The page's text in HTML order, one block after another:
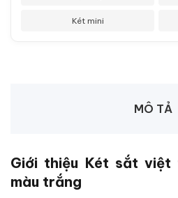
Két mini
MÔ TẢ
Giới thiệu Két sắt việt
màu trắng